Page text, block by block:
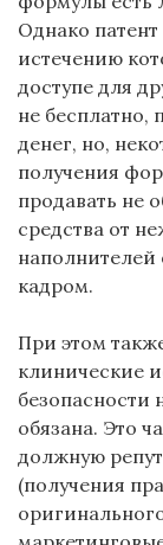
Однако
истечению
доступе для
не бесплатно,
денег, но,
получения
продавать не
средства от
наполнителей
кадром.
При этом
клинические
безопасности
обязана. Это
должную
(получения